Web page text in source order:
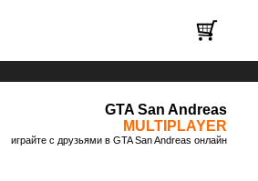
GTA San Andreas
MULTIPLAYER
играйте с друзьями в GTA San Andreas онлайн